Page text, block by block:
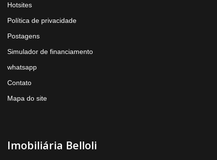
Hotsites
Política de privacidade
Postagens
Simulador de financiamento
whatsapp
Contato
Mapa do site
Imobiliária Belloli